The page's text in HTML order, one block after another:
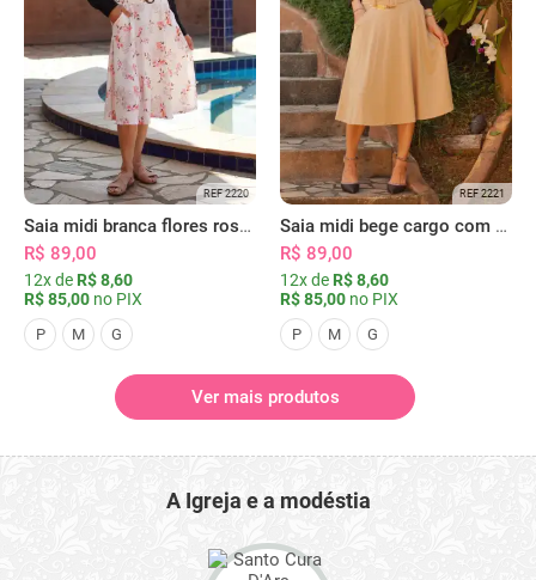
REF 2220
Saia midi branca flores rosas com bolsos
R$ 89,00
12x de R$ 8,60
R$ 85,00 no PIX
P M G
REF 2221
Saia midi bege cargo com bolsos
R$ 89,00
12x de R$ 8,60
R$ 85,00 no PIX
P M G
Ver mais produtos
A Igreja e a modéstia